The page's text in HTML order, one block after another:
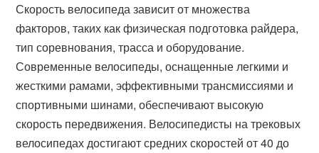
Скорость велосипеда зависит от множества
факторов, таких как физическая подготовка райдера,
тип соревнования, трасса и оборудование.
Современные велосипеды, оснащенные легкими и
жесткими рамами, эффективными трансмиссиями и
спортивными шинами, обеспечивают высокую
скорость передвижения. Велосипедисты на трековых
велосипедах достигают средних скоростей от 40 до